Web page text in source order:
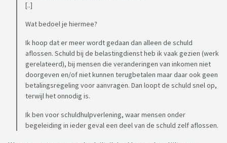
[..]
Wat bedoel je hiermee?
Ik hoop dat er meer wordt gedaan dan alleen de schuld
aflossen. Schuld bij de belastingdienst heb ik vaak gezien (werk
gerelateerd), bij mensen die veranderingen van inkomen niet
doorgeven en/of niet kunnen terugbetalen maar daar ook geen
betalingsregeling voor aanvragen. Dan loopt de schuld snel op,
terwijl het onnodig is.
Ik ben voor schuldhulpverlening, waar mensen onder
begeleiding in ieder geval een deel van de schuld zelf aflossen.